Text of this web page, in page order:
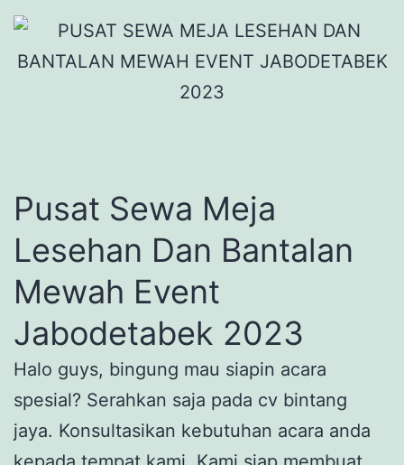
Pusat Sewa Meja
Lesehan Dan Bantalan
Mewah Event
Jabodetabek 2023
Halo guys, bingung mau siapin acara
spesial? Serahkan saja pada cv bintang
jaya. Konsultasikan kebutuhan acara anda